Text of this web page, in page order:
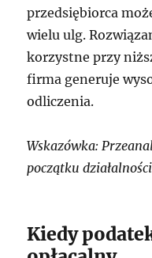
przedsiębiorca
wielu ulg.
korzystne przy
firma generuje
odliczenia.
Wskazówka:
początku
Kiedy